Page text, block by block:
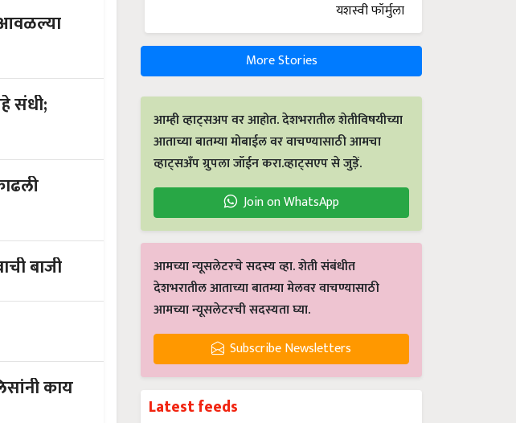
आवळल्या
संधी;
बाजी
काय
More Stories
आम्ही व्हाट्सअप वर आहोत. देशभरातील शेतीविषयीच्या
आताच्या बातम्या मोबाईल वर वाचण्यासाठी आमचा
व्हाट्सअँप ग्रुपला जॉईन करा.व्हाट्सएप से जुड़ें.
Join on WhatsApp
आमच्या न्यूसलेटरचे सदस्य व्हा. शेती संबंधीत
देशभरातील आताच्या बातम्या मेलवर वाचण्यासाठी
आमच्या न्यूसलेटरची सदस्यता घ्या.
Subscribe Newsletters
Latest feeds